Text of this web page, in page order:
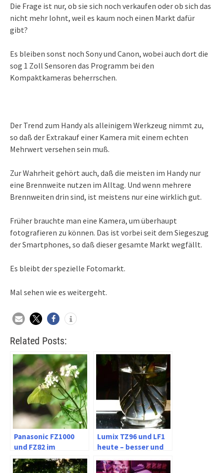
Die Frage ist nur, ob sie sich noch verkaufen oder ob sich das
nicht mehr lohnt, weil es kaum noch einen Markt dafür
gibt?
Es bleiben sonst noch Sony und Canon, wobei auch dort die
sog 1 Zoll Sensoren das Programm bei den
Kompaktkameras beherrschen.
Der Trend zum Handy als alleinigem Werkzeug nimmt zu,
so daß der Extrakauf einer Kamera mit einem echten
Mehrwert versehen sein muß.
Zur Wahrheit gehört auch, daß die meisten im Handy nur
eine Brennweite nutzen im Alltag. Und wenn mehrere
Brennweiten drin sind, ist meistens nur eine wirklich gut.
Früher brauchte man eine Kamera, um überhaupt
fotografieren zu können. Das ist vorbei seit dem Siegeszug
der Smartphones, so daß dieser gesamte Markt wegfällt.
Es bleibt der spezielle Fotomarkt.
Mal sehen wie es weitergeht.
Related Posts:
Panasonic FZ1000
und FZ82 im
Vergleich
Lumix TZ96 und LF1
heute – besser und
gedacht?